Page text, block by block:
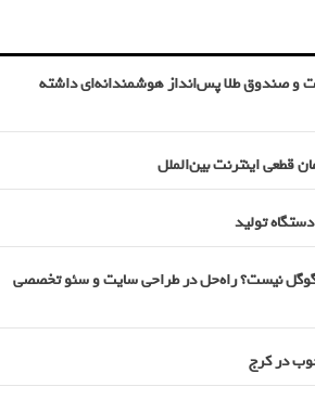
و صندوق طلا پس‌انداز هوشمندانه‌ای داشته
قطعی اینترنت بین‌الملل
تولید
نیست؟ راه‌حل در طراحی سایت و سئو تخصصی
در کرج